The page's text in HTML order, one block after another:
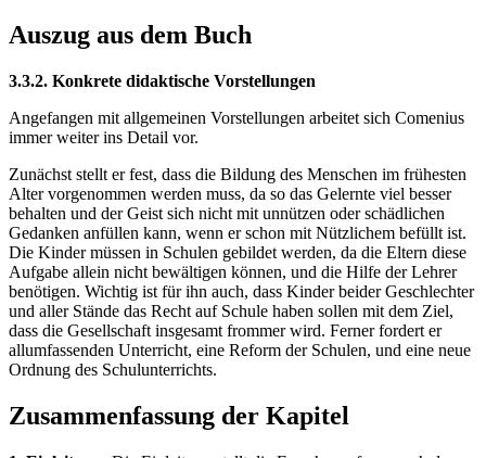
Auszug aus dem Buch
3.3.2. Konkrete didaktische Vorstellungen
Angefangen mit allgemeinen Vorstellungen arbeitet sich Comenius
immer weiter ins Detail vor.
Zunächst stellt er fest, dass die Bildung des Menschen im frühesten
Alter vorgenommen werden muss, da so das Gelernte viel besser
behalten und der Geist sich nicht mit unnützen oder schädlichen
Gedanken anfüllen kann, wenn er schon mit Nützlichem befüllt ist.
Die Kinder müssen in Schulen gebildet werden, da die Eltern diese
Aufgabe allein nicht bewältigen können, und die Hilfe der Lehrer
benötigen. Wichtig ist für ihn auch, dass Kinder beider Geschlechter
und aller Stände das Recht auf Schule haben sollen mit dem Ziel,
dass die Gesellschaft insgesamt frommer wird. Ferner fordert er
allumfassenden Unterricht, eine Reform der Schulen, und eine neue
Ordnung des Schulunterrichts.
Zusammenfassung der Kapitel